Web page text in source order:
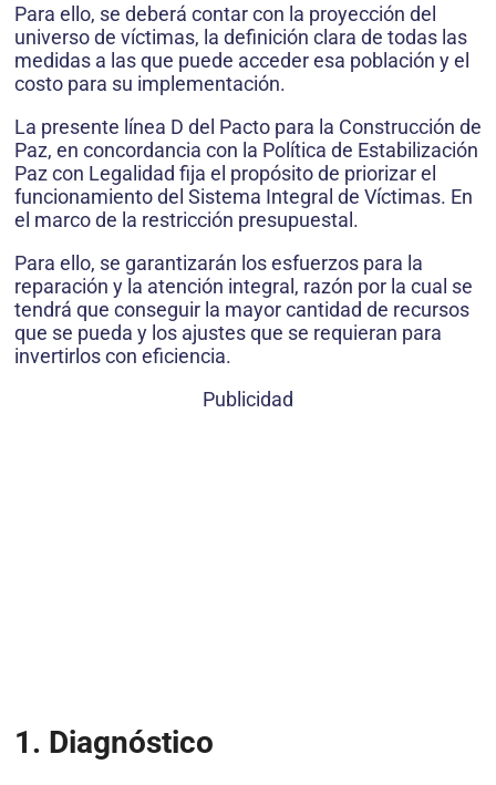
Para ello, se deberá contar con la proyección del
universo de víctimas, la definición clara de todas las
medidas a las que puede acceder esa población y el
costo para su implementación.
La presente línea D del Pacto para la Construcción de
Paz, en concordancia con la Política de Estabilización
Paz con Legalidad fija el propósito de priorizar el
funcionamiento del Sistema Integral de Víctimas. En
el marco de la restricción presupuestal.
Para ello, se garantizarán los esfuerzos para la
reparación y la atención integral, razón por la cual se
tendrá que conseguir la mayor cantidad de recursos
que se pueda y los ajustes que se requieran para
invertirlos con eficiencia.
Publicidad
1. Diagnóstico